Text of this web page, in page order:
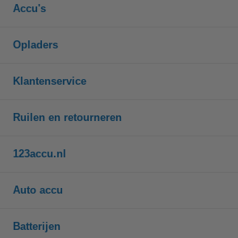
Accu's
Opladers
Klantenservice
Ruilen en retourneren
123accu.nl
Auto accu
Batterijen